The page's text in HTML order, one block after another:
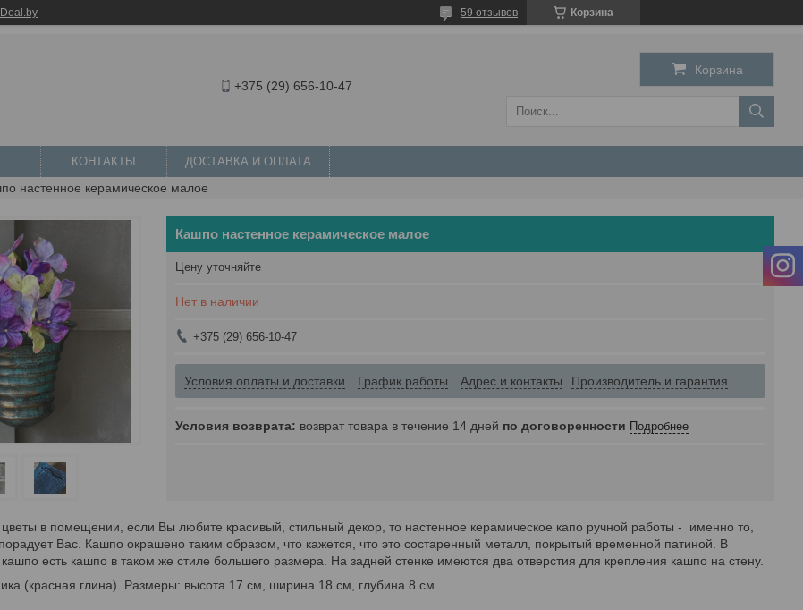
Корзина
59 отзывов
+375 (29) 656-10-47
Корзина
КОНТАКТЫ ДОСТАВКА И ОПЛАТА
настенное керамическое малое
Кашпо настенное керамическое малое
Цену уточняйте
Нет в наличии
+375 (29) 656-10-47
Условия оплаты и доставки График работы Адрес и контакты Производитель и гарантия
возврат товара в течение 14 дней по договоренности Подробнее
в помещении, если Вы любите красивый, стильный декор, то настенное керамическое капо ручной работы - именно то,
Вас. Кашпо окрашено таким образом, что кажется, что это состаренный металл, покрытый временной патиной. В
кашпо есть кашпо в таком же стиле большего размера. На задней стенке имеются два отверстия для крепления кашпо на стену.
(красная глина). Размеры: высота 17 см, ширина 18 см, глубина 8 см.